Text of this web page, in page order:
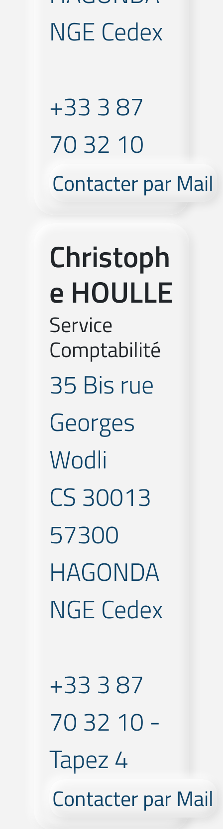
NGE Cedex
+33 3 87
70 32 10
Contacter par Mail
Christoph
e HOULLE
Service
Comptabilité
35 Bis rue
Georges
Wodli
CS 30013
57300
HAGONDA
NGE Cedex
+33 3 87
70 32 10 -
Tapez 4
Contacter par Mail